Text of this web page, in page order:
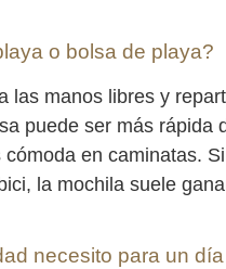
o bolsa de playa?
las manos libres y
puede ser más rápida
cómoda en caminatas.
la mochila suele
necesito para un